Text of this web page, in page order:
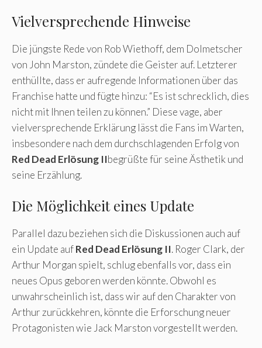
Vielversprechende Hinweise
Die jüngste Rede von Rob Wiethoff, dem Dolmetscher
von John Marston, zündete die Geister auf. Letzterer
enthüllte, dass er aufregende Informationen über das
Franchise hatte und fügte hinzu: “Es ist schrecklich, dies
nicht mit Ihnen teilen zu können.” Diese vage, aber
vielversprechende Erklärung lässt die Fans im Warten,
insbesondere nach dem durchschlagenden Erfolg von
Red Dead Erlösung IIbegrüßte für seine Ästhetik und
seine Erzählung.
Die Möglichkeit eines Update
Parallel dazu beziehen sich die Diskussionen auch auf
ein Update aufRed Dead Erlösung II. Roger Clark, der
Arthur Morgan spielt, schlug ebenfalls vor, dass ein
neues Opus geboren werden könnte. Obwohl es
unwahrscheinlich ist, dass wir auf den Charakter von
Arthur zurückkehren, könnte die Erforschung neuer
Protagonisten wie Jack Marston vorgestellt werden.